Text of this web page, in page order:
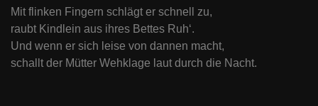
Mit flinken Fingern schlägt er schnell zu,
raubt Kindlein aus ihres Bettes Ruh‘.
Und wenn er sich leise von dannen macht,
schallt der Mütter Wehklage laut durch die Nacht.